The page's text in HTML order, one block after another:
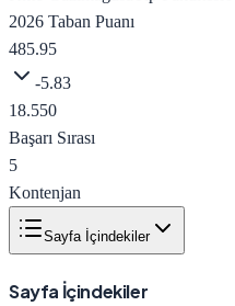
2026 Taban Puanı
485.95
-5.83
18.550
Başarı Sırası
5
Kontenjan
Sayfa İçindekiler
Sayfa İçindekiler